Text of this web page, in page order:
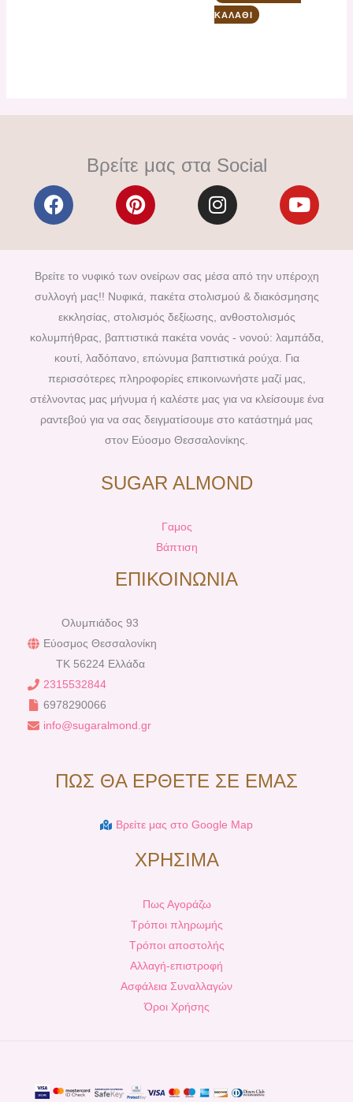
ΚΑΛΆΘΙ
Βρείτε μας στα Social
F
a
e
b
o
o
k
P
i
t
e
r
e
s
t
I
n
t
a
g
r
a
m
Y
o
t
u
b
Βρείτε το νυφικό των ονείρων σας μέσα από την υπέροχη
συλλογή μας!! Νυφικά, πακέτα στολισμού & διακόσμησης
εκκλησίας, στολισμός δεξίωσης, ανθοστολισμός
κολυμπήθρας, βαπτιστικά πακέτα νονάς - νονού: λαμπάδα,
κουτί, λαδόπανο, επώνυμα βαπτιστικά ρούχα. Για
περισσότερες πληροφορίες επικοινωνήστε μαζί μας,
στέλνοντας μας μήνυμα ή καλέστε μας για να κλείσουμε ένα
ραντεβού για να σας δειγματίσουμε στο κατάστημά μας
στον Εύοσμο Θεσσαλονίκης.
SUGAR ALMOND
Γαμος
Βάπτιση
ΕΠΙΚΟΙΝΩΝΙΑ
Ολυμπιάδος 93
Εύοσμος Θεσσαλονίκη
TK 56224 Ελλάδα
2315532844
6978290066
info@sugaralmond.gr
ΠΩΣ ΘΑ ΕΡΘΕΤΕ ΣΕ ΕΜΑΣ
Βρείτε μας στο Google Map
ΧΡΗΣΙΜΑ
Πως Αγοράζω
Τρόποι πληρωμής
Τρόποι αποστολής
Αλλαγή-επιστροφή
Ασφάλεια Συναλλαγών
Όροι Χρήσης